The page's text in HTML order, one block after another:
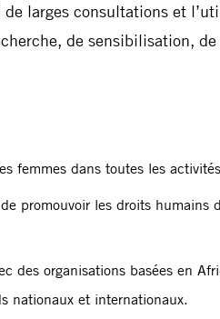
larges consultations et
de sensibilisation,
femmes dans toutes les
promouvoir les droits humains
des organisations basées en
nationaux et internationaux.